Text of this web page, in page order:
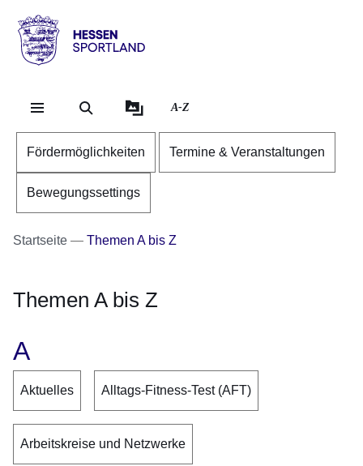
Hessen
Sportland
A-Z
Fördermöglichkeiten Termine & Veranstaltungen
Bewegungssettings
Startseite Themen A bis Z
Themen A bis Z
A
Aktuelles Alltags-Fitness-Test (AFT)
Arbeitskreise und Netzwerke